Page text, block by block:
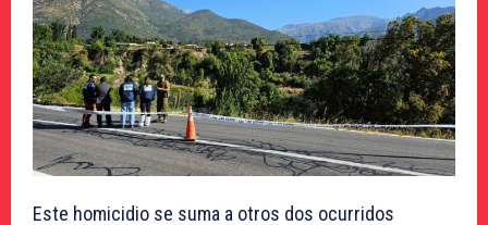
Este homicidio se suma a otros dos ocurridos